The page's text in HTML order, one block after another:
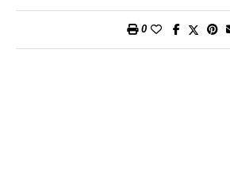
pandemia. E se nella favola è Filelfo,
0